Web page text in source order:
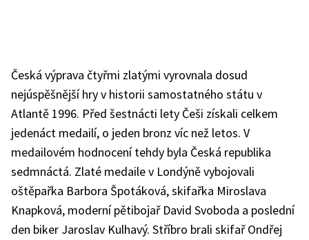
Česká výprava čtyřmi zlatými vyrovnala dosud
nejúspěšnější hry v historii samostatného státu v
Atlantě 1996. Před šestnácti lety Češi získali celkem
jedenáct medailí, o jeden bronz víc než letos. V
medailovém hodnocení tehdy byla Česká republika
sedmnáctá. Zlaté medaile v Londýně vybojovali
oštěpařka Barbora Špotáková, skifařka Miroslava
Knapková, moderní pětibojař David Svoboda a poslední
den biker Jaroslav Kulhavý. Stříbro brali skifař Ondřej